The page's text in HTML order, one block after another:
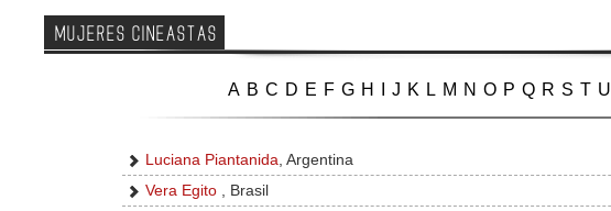
MUJERES CINEASTAS
A B C D E F G H J K L M N O P Q R S T U
Luciana Piantanida , Argentina
Vera Egito
, Brasil